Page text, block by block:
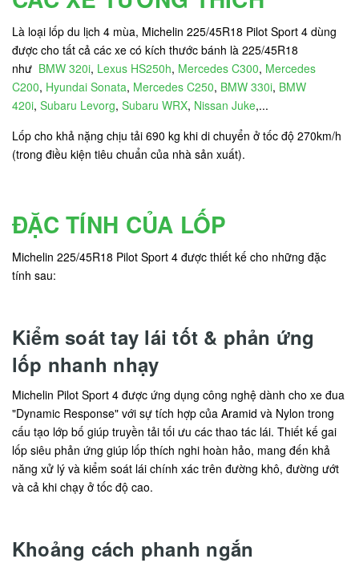
Là loại lốp du lịch 4 mùa, Michelin 225/45R18 Pilot Sport 4 dùng
được cho tất cả các xe có kích thước bánh là 225/45R18
như BMW 320i, Lexus HS250h, Mercedes C300, Mercedes
C200, Hyundai Sonata, Mercedes C250, BMW 330i, BMW
420i, Subaru Levorg, Subaru WRX, Nissan Juke,...
Lốp cho khả nặng chịu tải 690 kg khi di chuyển ở tốc độ 270km/h
(trong điều kiện tiêu chuẩn của nhà sản xuất).
ĐẶC TÍNH CỦA LỐP
Michelin 225/45R18 Pilot Sport 4 được thiết kế cho những đặc
tính sau:
Kiểm soát tay lái tốt & phản ứng
lốp nhanh nhạy
Michelin Pilot Sport 4 được ứng dụng công nghệ dành cho xe đua
"Dynamic Response" với sự tích hợp của Aramid và Nylon trong
cấu tạo lớp bố giúp truyền tải tối ưu các thao tác lái. Thiết kế gai
lốp siêu phản ứng giúp lốp thích nghi hoàn hảo, mang đến khả
năng xử lý và kiểm soát lái chính xác trên đường khô, đường ướt
và cả khi chạy ở tốc độ cao.
Khoảng cách phanh ngắn